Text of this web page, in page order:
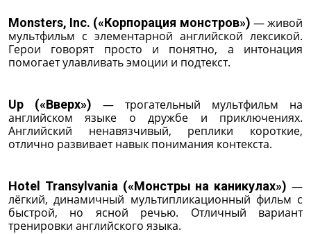
Monsters, Inc. («Корпорация монстров») — живой
мультфильм с элементарной английской лексикой.
Герои говорят просто и понятно, а интонация
помогает улавливать эмоции и подтекст.
Up («Вверх») — трогательный мультфильм на
английском языке о дружбе и приключениях.
Английский ненавязчивый, реплики короткие,
отлично развивает навык понимания контекста.
Hotel Transylvania («Монстры на каникулах») —
лёгкий, динамичный мультипликационный фильм с
быстрой, но ясной речью. Отличный вариант
тренировки английского языка.